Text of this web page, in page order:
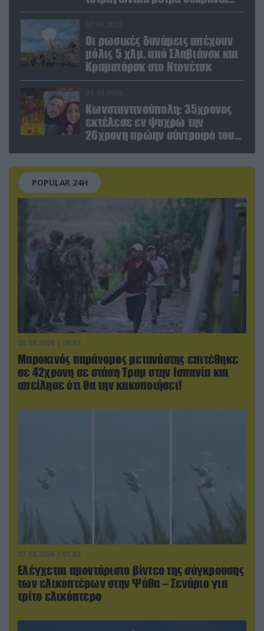
εγκαταστάσεων τον Ιούλιο
Οι ρωσικές δυνάμεις απέχουν
μόλις 5 χλμ. από Σλαβιάνσκ και
Κραματόρσκ στο Ντονέτσκ
Κωνσταντινούπολη: 35χρονος
εκτέλεσε εν ψυχρώ την
26χρονη πρώην σύντροφό του
POPULAR 24H
06.08.2026 | 09:03
Μαροκινός παράνομος μετανάστης επιτέθηκε
σε 42χρονη σε στάση Τραμ στην Ισπανία και
απείλησε ότι θα την κακοποιήσει!
07.08.2026 | 01:02
Ελέγχεται αμοντάριστο βίντεο της σύγκρουσης
των ελικοπτέρων στην Ψάθα – Σενάριο για
τρίτο ελικόπτερο